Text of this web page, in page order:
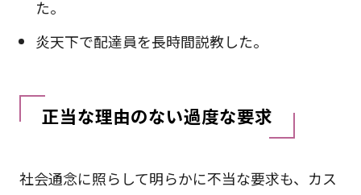
た。
炎天下で配達員を長時間説教した。
正当な理由のない過度な要求
社会通念に照らして明らかに不当な要求も、カス